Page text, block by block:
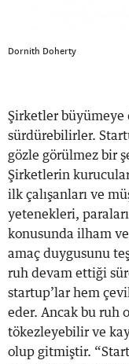
Dornith Doherty
Şirketler
sürdürebilirler.
gözle görülmez bir
Şirketlerin
ilk çalışanları ve
yetenekleri,
konusunda ilham
amaç duygusunu
ruh devam ettiği
startup’lar hem
eder. Ancak bu ruh
tökezleyebilir ve
olup gitmiştir.